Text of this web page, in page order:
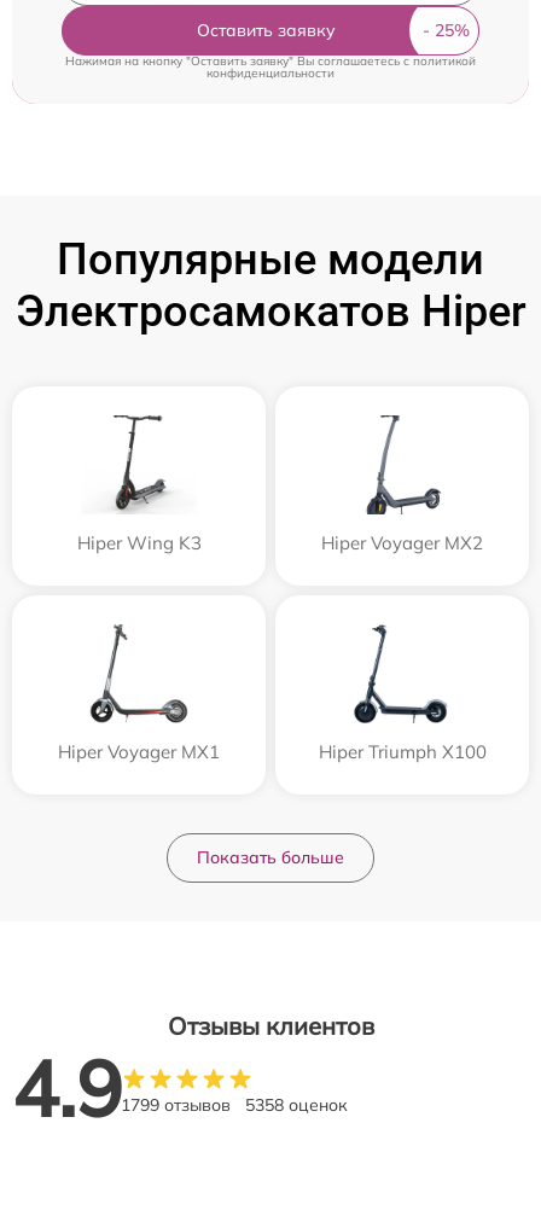
Оставить заявку
Нажимая на кнопку "Оставить заявку" Вы соглашаетесь cполитикой
конфиденциальности
Популярные модели
Электросамокатов Hiper
Hiper Wing K3 Hiper Voyager MX2
Hiper Voyager MX1 Hiper Triumph X100
Показать больше
Отзывы клиентов
4.91799 отзывов 5358 оценок